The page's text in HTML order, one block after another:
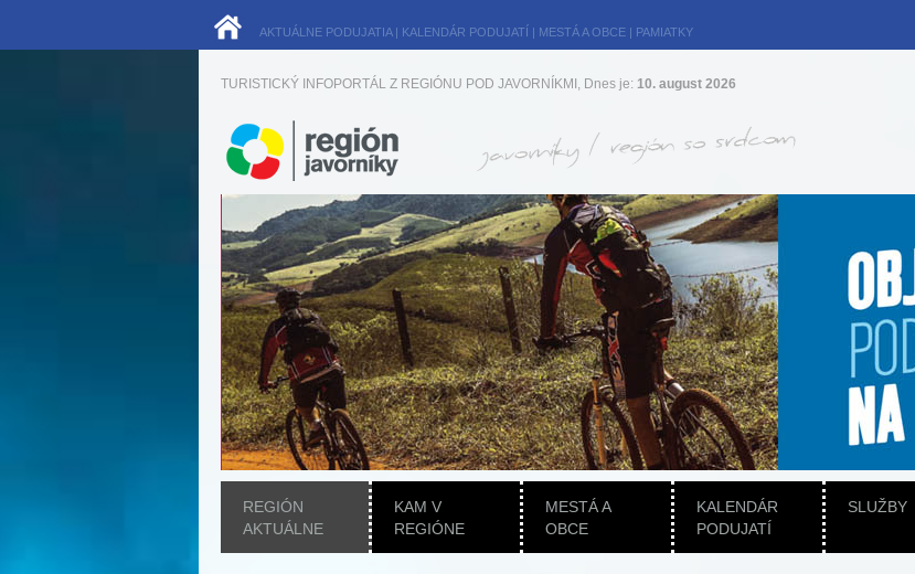
AKTUÁLNE PODUJATIA| KALENDÁR PODUJATÍ | MESTÁ A OBCE| PAMIATKY
TURISTICKÝ INFOPORTÁL Z REGIÓNU POD JAVORNÍKMI, Dnes je: 10. august 2026
REGIÓN
AKTUÁLNE
KAM V
REGIÓNE
MESTÁ A
OBCE
KALENDÁR
PODUJATÍ
SLUŽBY